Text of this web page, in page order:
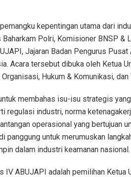
kepentingan utama dari
Polri, Komisioner BNSP &
Jajaran Badan Pengurus Pusat
Acara tersebut dibuka oleh Ketua
Hukum & Komunikasi, dan
membahas isu-isu strategis
regulasi industri, norma
operasional yang bertujuan
panggung untuk merumuskan
dalam industri keamanan nasional.
IV ABUJAPI adalah pemilihan Ketua